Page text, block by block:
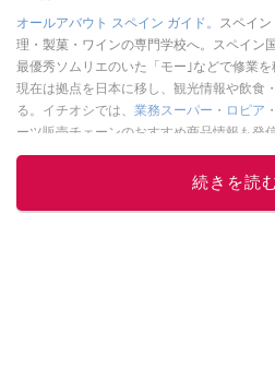
オールアバウト スペイン ガイド。 スペイ
理・製菓・ワインの専門学校へ。スペイン
最優秀ソムリエのいた「モー｣などで修業を
現在は拠点を日本に移し、観光情報や飲食
る。イチオシでは、 業務スーパー ・ ロピア ・
ーツ販売チェーンのおすすめ商品情報も発信
17州おいしい旅』（‎産業編集センター刊）
ガイドや、飲食関連の方の視察旅行のコー
続きを読